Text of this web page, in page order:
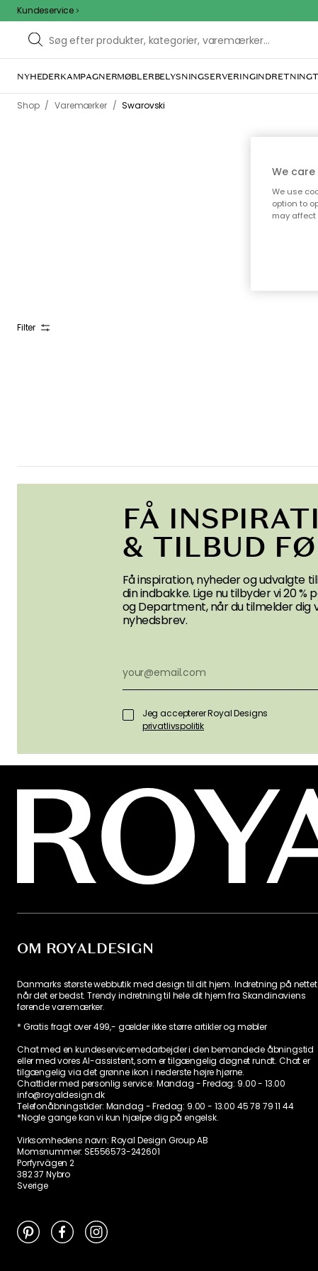
Kundeservice
NYHEDERKAMPAGNERMØBLERBELYSNINGSERVERINGINDRETNING
Shop / Varemærker / Swarovski
Filter
FÅ
& TILBUD
Få inspiration, nyheder og udvalgte
din indbakke. Lige nu tilbyder vi 20 %
og Department, når du tilmelder dig
nyhedsbrev.
Jeg accepterer Royal Designs
privatlivspolitik
OM ROYALDESIGN
Danmarks største webbutik med design til dit hjem. Indretning på nettet
når det er bedst. Trendy indretning til hele dit hjem fra Skandinaviens
førende varemærker.
* Gratis fragt over 499,- gælder ikke større artikler og møbler
Chat med en kundeservicemedarbejder i den bemandede åbningstid
eller med vores AI-assistent, som er tilgængelig døgnet rundt. Chat er
tilgængelig via det grønne ikon i nederste højre hjørne.
Chattider med personlig service: Mandag - Fredag: 9.00 - 13.00
info@royaldesign.dk
Telefonåbningstider: Mandag - Fredag: 9.00 - 13.00 45 78 79 11 44
*Nogle gange kan vi kun hjælpe dig på engelsk.
Virksomhedens navn: Royal Design Group AB
Momsnummer: SE556573-242601
Porfyrvägen 2
382 37 Nybro
Sverige
We
We use
option to
may affect